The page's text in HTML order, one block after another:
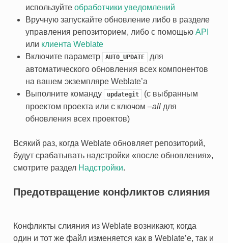
используйте обработчики уведомлений
Вручную запускайте обновление либо в разделе
управления репозиторием, либо с помощью API
или клиента Weblate
Включите параметр
AUTO_UPDATE
для
автоматического обновления всех компонентов
на вашем экземпляре Weblate’а
Выполните команду
updategit
(с выбранным
проектом проекта или с ключом –allдля
обновления всех проектов)
Всякий раз, когда Weblate обновляет репозиторий,
будут срабатывать надстройки «после обновления»,
смотрите раздел Надстройки.
Предотвращение конфликтов слияния
Конфликты слияния из Weblate возникают, когда
один и тот же файл изменяется как в Weblate’е, так и